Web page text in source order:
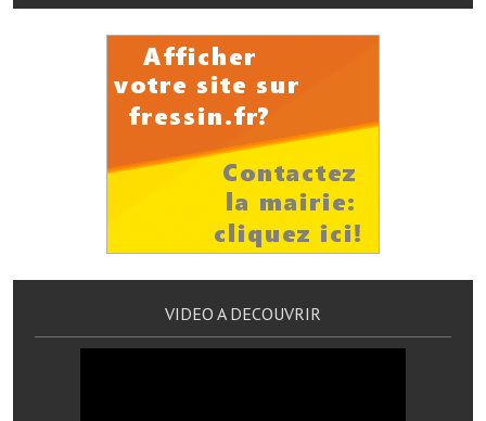
Eaux, assainissement
France services
France Renov
Déchets ménagers, tri sélectif, encombrants
Services publics communaux
Démarches administratives
Urbanisme
VIDEO A DECOUVRIR